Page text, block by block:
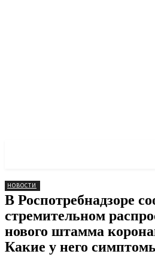
НОВОСТИ
В Роспотребнадзоре
стремительном
нового штамма
Какие у него